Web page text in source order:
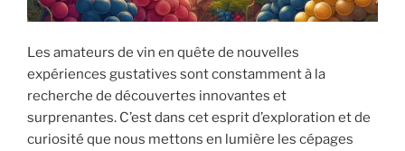
Les amateurs de vin en quête de nouvelles
expériences gustatives sont constamment à la
recherche de découvertes innovantes et
surprenantes. C’est dans cet esprit d’exploration et de
curiosité que nous mettons en lumière les cépages